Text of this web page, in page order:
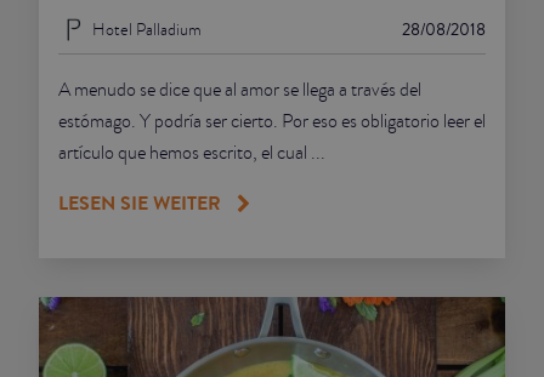
28/08/2018
Hotel Palladium
A menudo se dice que al amor se llega a través del
estómago. Y podría ser cierto. Por eso es obligatorio leer el
artículo que hemos escrito, el cual ...
LESEN SIE WEITER